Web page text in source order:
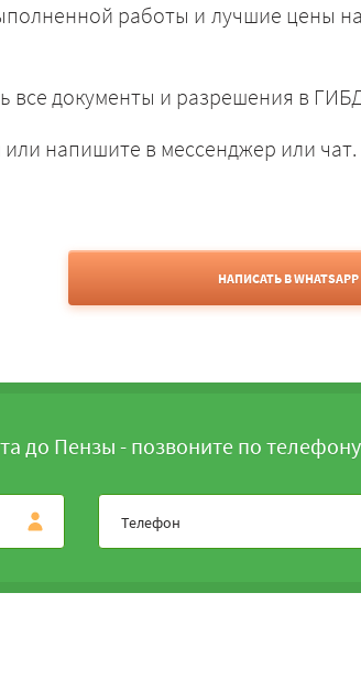
работы и лучшие цены на
документы и разрешения в
напишите в мессенджер или чат.
НАПИСАТЬ В WHATSAPP
до Пензы - позвоните по телефону